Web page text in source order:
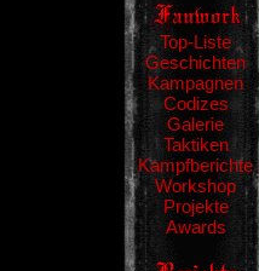
Top-Liste
Geschichten
Kampagnen
Codizes
Galerie
Taktiken
Kampfberichte
Workshop
Projekte
Awards